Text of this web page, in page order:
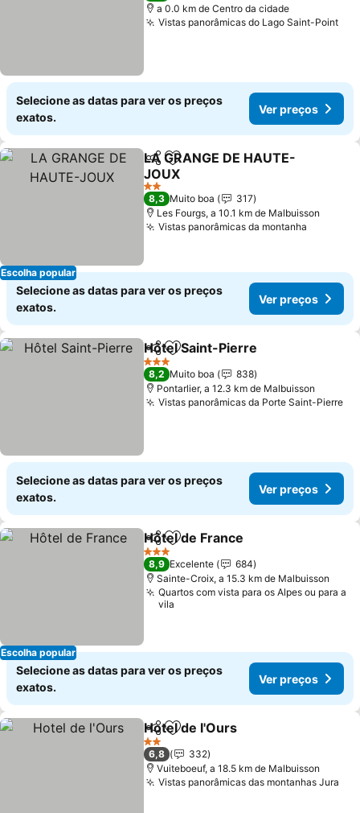
a 0.0 km de Centro da cidade
Vistas panorâmicas do Lago Saint-Point
Selecione as datas para ver os preços
exatos.
Ver preços
Escolha popular
PartilharAdicionar aos favoritos
LA GRANGE DE HAUTE-
JOUX
Ver preços
2 Estrelas
8,3 Muito boa
317
Les Fourgs, a 10.1 km de Malbuisson
Vistas panorâmicas da montanha
Selecione as datas para ver os preços
exatos.
Ver preços
PartilharAdicionar aos favoritos
Hôtel Saint-Pierre
3 Estrelas
8,2 Muito boa
838
Pontarlier, a 12.3 km de Malbuisson
Vistas panorâmicas da Porte Saint-Pierre
Selecione as datas para ver os preços
exatos.
Ver preços
Escolha popular
PartilharAdicionar aos favoritos
Hôtel de France
3 Estrelas
8,9 Excelente
684
Sainte-Croix, a 15.3 km de Malbuisson
Quartos com vista para os Alpes ou para a
vila
Selecione as datas para ver os preços
exatos.
Ver preços
PartilharAdicionar aos favoritos
Hotel de l'Ours
2 Estrelas
6,8
332
Vuiteboeuf, a 18.5 km de Malbuisson
Vistas panorâmicas das montanhas Jura